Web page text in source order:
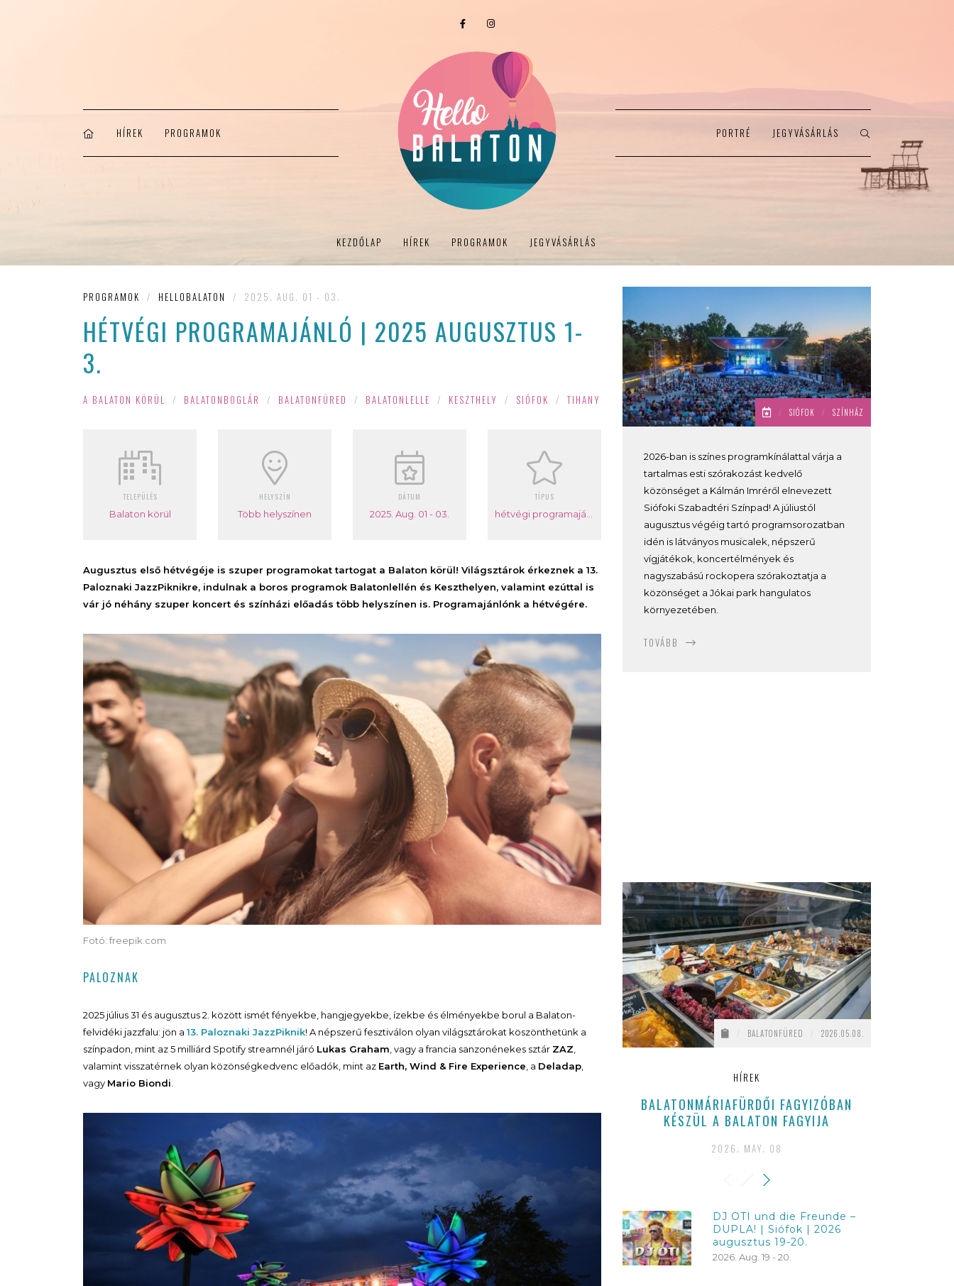
HÍREK PROGRAMOK PORTRÉ JEGYVÁSÁRLÁS
KEZDŐLAP HÍREK PROGRAMOK JEGYVÁSÁRLÁS
PROGRAMOK / HELLOBALATON / 2025. AUG. 01 - 03.
HÉTVÉGI PROGRAMAJÁNLÓ | 2025 AUGUSZTUS 1-
3.
A BALATON KÖRÜL / BALATONBOGLÁR / BALATONFÜRED / BALATONLELLE / KESZTHELY / SIÓFOK / TIHANY
TELEPÜLÉS
Balaton körül
HELYSZÍN
Több helyszínen
DÁTUM
2025. Aug. 01 - 03.
TÍPUS
Augusztus első hétvégéje is szuper programokat tartogat a Balaton körül! Világsztárok érkeznek a 13.
Paloznaki JazzPiknikre, indulnak a boros programok Balatonlellén és Keszthelyen, valamint ezúttal is
vár jó néhány szuper koncert és színházi előadás több helyszínen is. Programajánlónk a hétvégére.
Fotó: freepik.com
PALOZNAK
2025 július 31 és augusztus 2. között ismét fényekbe, hangjegyekbe, ízekbe és élményekbe borul a Balaton-
felvidéki jazzfalu: jön a 13. Paloznaki JazzPiknik! A népszerű fesztiválon olyan világsztárokat köszönthetünk a
színpadon, mint az 5 milliárd Spotify streamnél járó Lukas Graham, vagy a francia sanzonénekes sztár ZAZ,
valamint visszatérnek olyan közönségkedvenc előadók, mint az Earth, Wind & Fire Experience, a Deladap,
vagy Mario Biondi.
/ SIÓFOK / SZÍNHÁZ
2026-ban is színes programkínálattal várja a
tartalmas esti szórakozást kedvelő
közönséget a Kálmán Imréről elnevezett
Siófoki Szabadtéri Színpad! A júliustól
augusztus végéig tartó programsorozatban
idén is látványos musicalek, népszerű
vígjátékok, koncertélmények és
nagyszabású rockopera szórakoztatja a
közönséget a Jókai park hangulatos
környezetében.
TOVÁBB
BALATONFÜRED 2026.05.08.
HÍREK
BALATONMÁRIAFÜRDŐI FAGYIZÓBAN
KÉSZÜL A BALATON FAGYIJA
2026. MAY. 08
DJ OTI und die Freunde –
DUPLA! | Siófok | 2026
augusztus 19-20.
2026. Aug. 19 - 20.